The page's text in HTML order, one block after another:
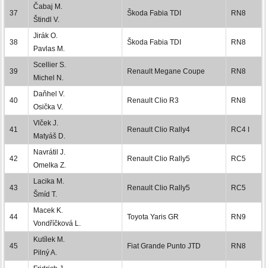
37
Čabaj M.
Štindl V.
Škoda Fabia TDI RN8
38
Jirák O.
Pavlas M.
Škoda Fabia TDI RN8
39
Scellier S.
Michel N.
Renault Megane Coupe RN8
40
Daňhel V.
Osička V.
Renault Clio R3 RN8
41
Vlček J.
Matyáš D.
Renault Clio Rally4 RC4 I
42
Navrátil J.
Omelka Z.
Renault Clio Rally5 RC5
43
Lacika M.
Šmíd T.
Renault Clio Rally5 RC5
44
Macek K.
Vondříčková L.
Toyota Yaris GR RN9
45
Kutílek M.
Pilný A.
Fiat Grande Punto JTD RN8